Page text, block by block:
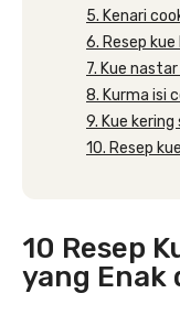
5. Kenari
6. Resep
7. Kue
8. Kurma isi
9. Kue
10. Resep
10 Resep
yang Enak